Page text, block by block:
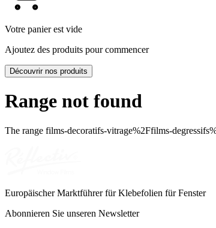
Votre panier est vide
Ajoutez des produits pour commencer
Découvrir nos produits
Range not found
The range films-decoratifs-vitrage%2Ffilms-
Europäischer Marktführer für Klebefolien für Fenster
Abonnieren Sie unseren Newsletter